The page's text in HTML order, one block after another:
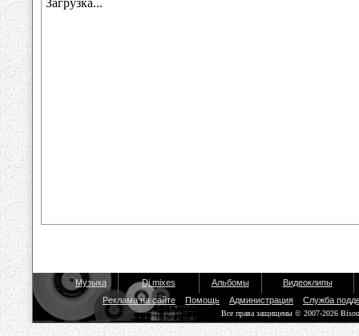
Музыка Dj mixes Альбомы
Видеоклипы
Реклама на сайте
Помощь Администрация Служба
Все права защищены © 2007-2026